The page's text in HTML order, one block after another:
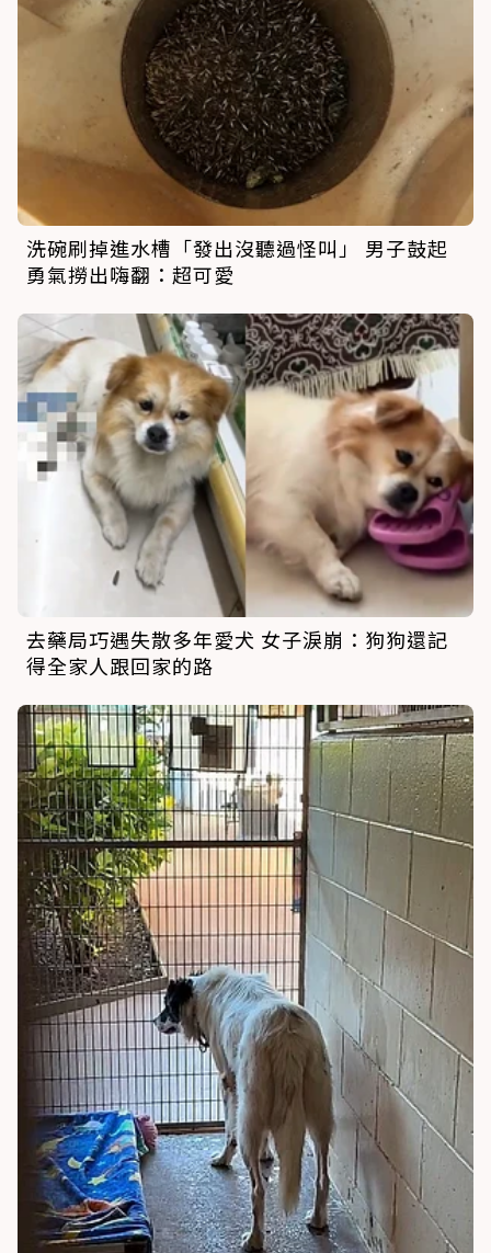
洗碗刷掉進水槽「發出沒聽過怪叫」 男子鼓起
勇氣撈出嗨翻：超可愛
去藥局巧遇失散多年愛犬 女子淚崩：狗狗還記
得全家人跟回家的路